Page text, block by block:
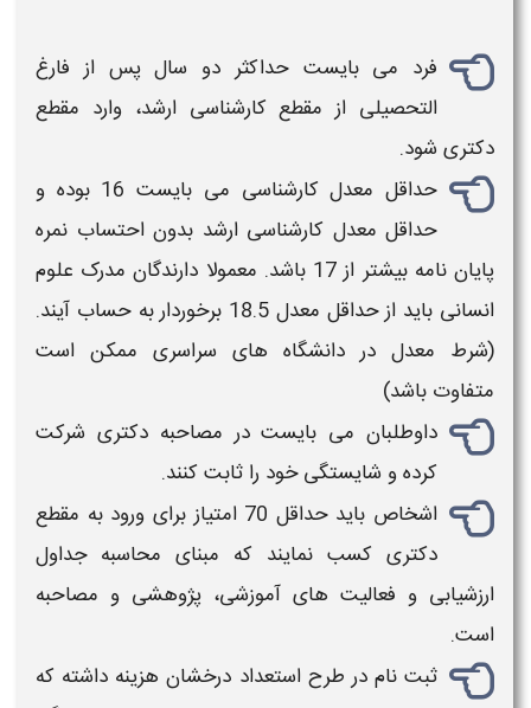
فرد می بایست حداکثر دو سال پس از فارغ
التحصیلی از مقطع کارشناسی ارشد، وارد مقطع
دکتری شود.
حداقل معدل کارشناسی می بایست 16 بوده و
حداقل معدل کارشناسی ارشد بدون احتساب نمره
پایان نامه بیشتر از 17 باشد. معمولا دارندگان مدرک علوم
انسانی باید از حداقل معدل 18.5 برخوردار به حساب آیند.
(شرط معدل در دانشگاه های سراسری ممکن است
متفاوت باشد)
داوطلبان می بایست در مصاحبهدکتری شرکت
کرده و شایستگی خود را ثابت کنند.
اشخاص باید حداقل 70 امتیاز برای ورود به مقطع
دکتری کسب نمایند که مبنای محاسبه جداول
ارزشیابی و فعالیت های آموزشی، پژوهشی و مصاحبه
است.
ثبت نام در طرح استعداد درخشان هزینه داشته که